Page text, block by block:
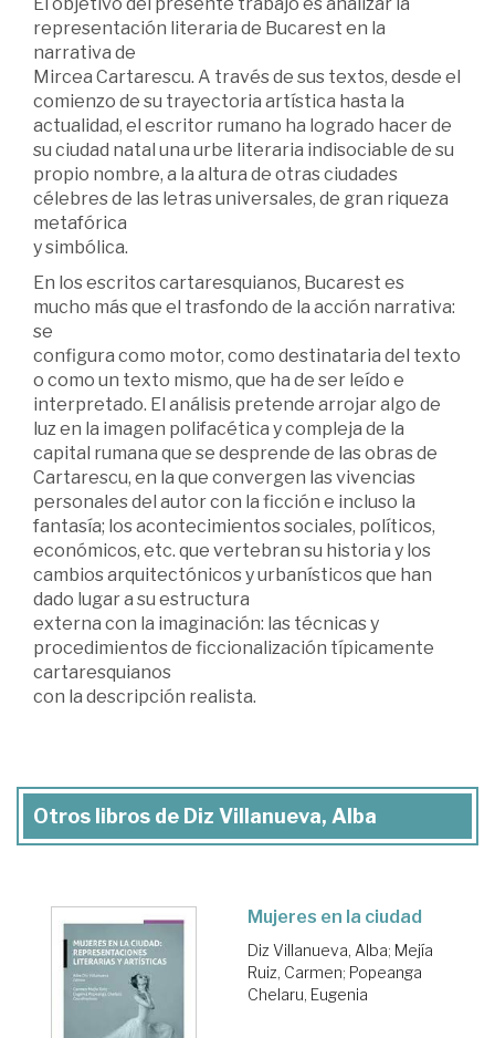
representación literaria de Bucarest en la
narrativa de
Mircea Cartarescu. A través de sus textos, desde el
comienzo de su trayectoria artística hasta la
actualidad, el escritor rumano ha logrado hacer de
su ciudad natal una urbe literaria indisociable de su
propio nombre, a la altura de otras ciudades
célebres de las letras universales, de gran riqueza
metafórica
y simbólica.
En los escritos cartaresquianos, Bucarest es
mucho más que el trasfondo de la acción narrativa:
se
configura como motor, como destinataria del texto
o como un texto mismo, que ha de ser leído e
interpretado. El análisis pretende arrojar algo de
luz en la imagen polifacética y compleja de la
capital rumana que se desprende de las obras de
Cartarescu, en la que convergen las vivencias
personales del autor con la ficción e incluso la
fantasía; los acontecimientos sociales, políticos,
económicos, etc. que vertebran su historia y los
cambios arquitectónicos y urbanísticos que han
dado lugar a su estructura
externa con la imaginación: las técnicas y
procedimientos de ficcionalización típicamente
cartaresquianos
con la descripción realista.
Otros libros de Diz Villanueva, Alba
Mujeres en la ciudad
Diz Villanueva, Alba; Mejía
Ruiz, Carmen; Popeanga
Chelaru, Eugenia